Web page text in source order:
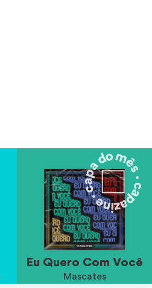
Eu Quero Com Você
Mascates